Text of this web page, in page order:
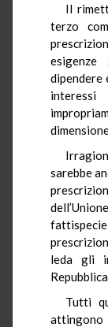
Il
terzo
esigenze
dipendere
sarebbe
leda gli
Tutti